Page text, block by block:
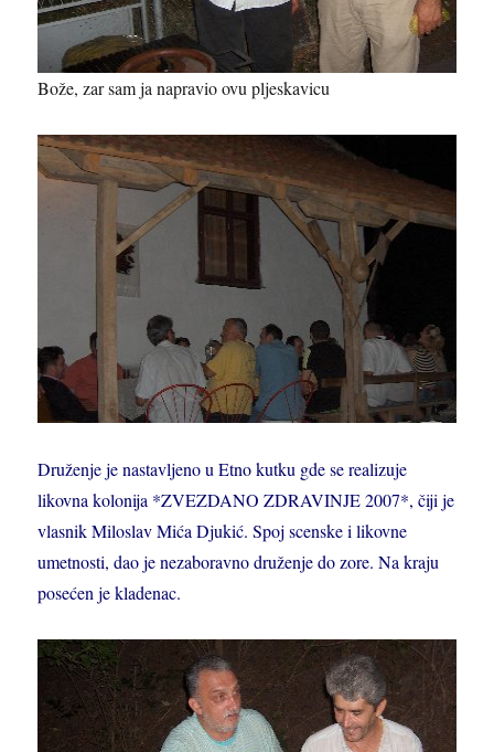
Bože, zar sam ja napravio ovu pljeskavicu
Druženje je nastavljeno u Etno kutku gde se realizuje
likovna kolonija *ZVEZDANO ZDRAVINJE 2007*, čiji je
vlasnik Miloslav Mića Djukić. Spoj scenske i likovne
umetnosti, dao je nezaboravno druženje do zore. Na kraju
posećen je kladenac.